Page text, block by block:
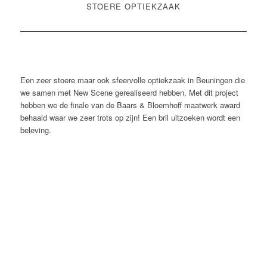
STOERE OPTIEKZAAK
Een zeer stoere maar ook sfeervolle optiekzaak in Beuningen die
we samen met New Scene gerealiseerd hebben. Met dit project
hebben we de finale van de Baars & Bloemhoff maatwerk award
behaald waar we zeer trots op zijn! Een bril uitzoeken wordt een
beleving.